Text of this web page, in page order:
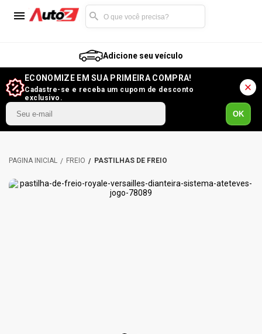
Adicione seu veículo
ECONOMIZE EM SUA PRIMEIRA COMPRA!
Cadastre-se e receba um cupom de desconto
exclusivo.
OK
FREIO PASTILHAS DE FREIO